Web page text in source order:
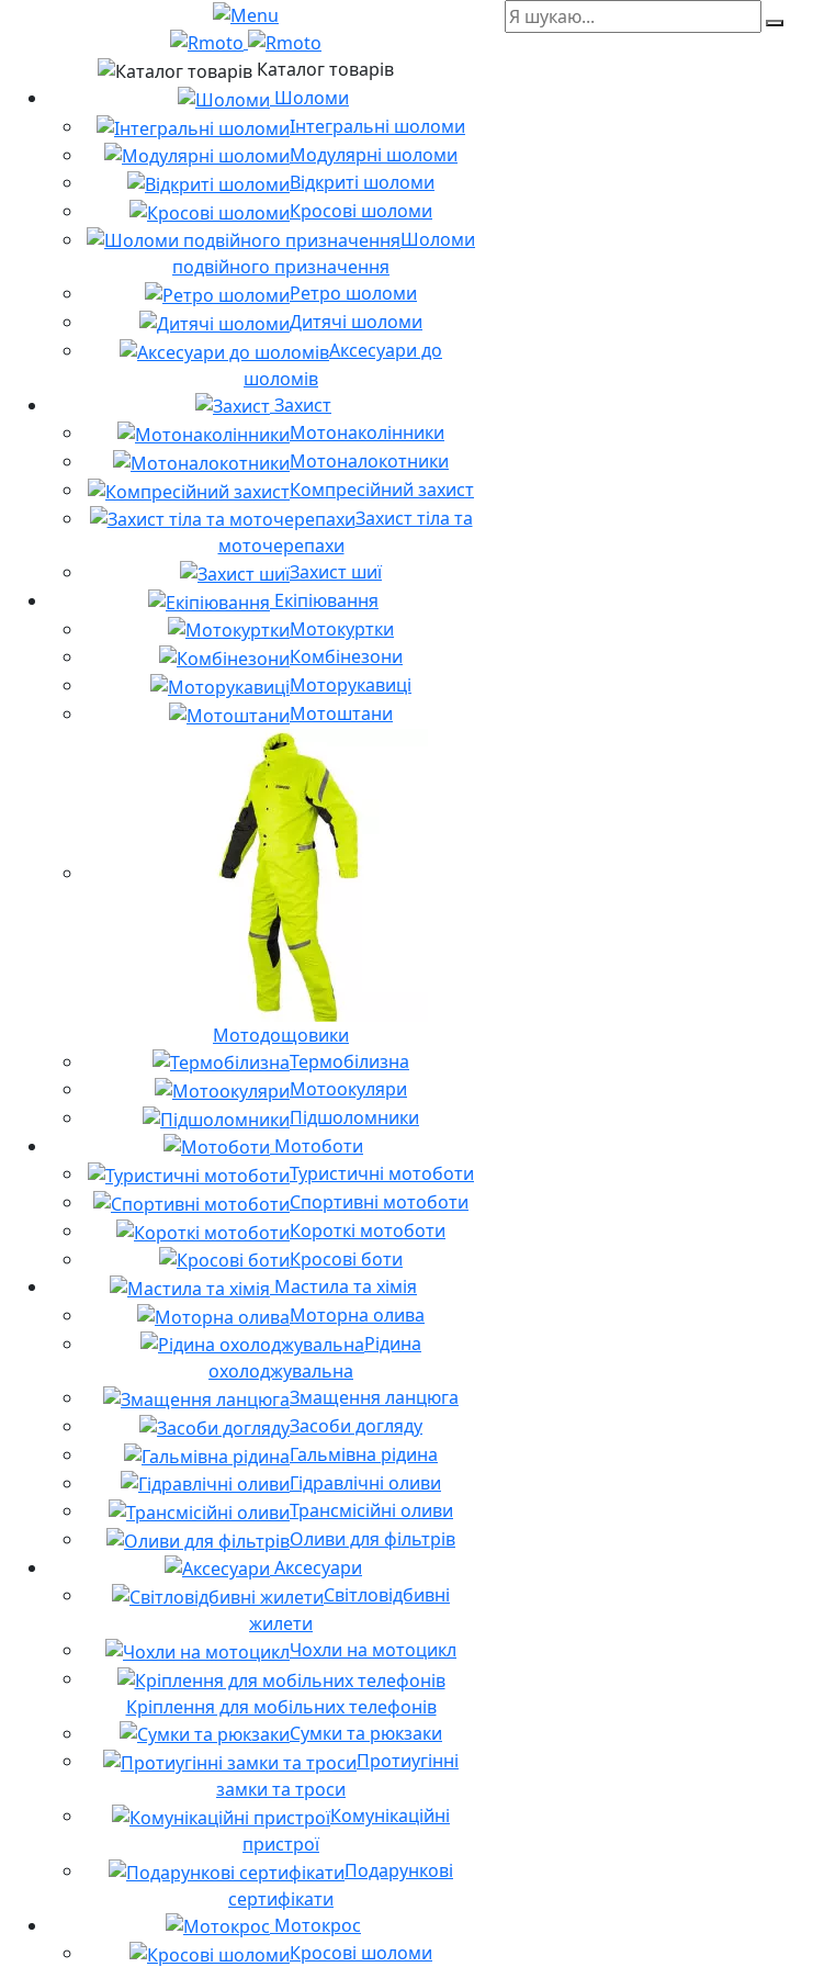
Каталог товарів
Шоломи
Інтегральні шоломи
Модулярні шоломи
Відкриті шоломи
Кросові шоломи
Шоломи
подвійного призначення
Ретро шоломи
Дитячі шоломи
Аксесуари до
шоломів
Захист
Мотонаколінники
Мотоналокотники
Компресійний захист
Захист тіла та
моточерепахи
Захист шиї
Екіпіювання
Мотокуртки
Комбінезони
Моторукавиці
Мотоштани
Мотодощовики
Термобілизна
Мотоокуляри
Підшоломники
Мотоботи
Туристичні мотоботи
Спортивні мотоботи
Короткі мотоботи
Кросові боти
Мастила та хімія
Моторна олива
Рідина
охолоджувальна
Змащення ланцюга
Засоби догляду
Гальмівна рідина
Гідравлічні оливи
Трансмісійні оливи
Оливи для фільтрів
Аксесуари
Світловідбивні
жилети
Чохли на мотоцикл
Кріплення для мобільних телефонів
Сумки та рюкзаки
Протиугінні
замки та троси
Комунікаційні
пристрої
Подарункові
сертифікати
Мотокрос
Кросові шоломи